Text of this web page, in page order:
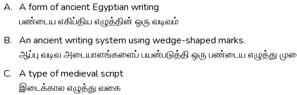
A. A form of ancient Egyptian writing
பண்டைய எகிப்திய எழுத்தின் ஒரு வடிவம்
B.
An ancient writing system using wedge-shaped marks.
ஆப்பு வடிவ அடையாளங்களைப் பயன்படுத்தி ஒரு பண்டைய எழுத்து
C.
A type of medieval script
இடைக்கால எழுத்து வகை